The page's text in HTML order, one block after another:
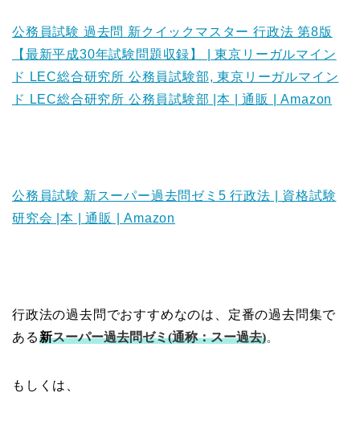
公務員試験 過去問 新クイックマスター 行政法 第8版
【最新平成30年試験問題収録】 | 東京リーガルマイン
ド LEC総合研究所 公務員試験部, 東京リーガルマイン
ド LEC総合研究所 公務員試験部 |本 | 通販 | Amazon
公務員試験 新スーパー過去問ゼミ5 行政法 | 資格試験
研究会 |本 | 通販 | Amazon
行政法の過去問でおすすめなのは、定番の過去問集で
ある新スーパー過去問ゼミ(通称：スー過去)。
もしくは、